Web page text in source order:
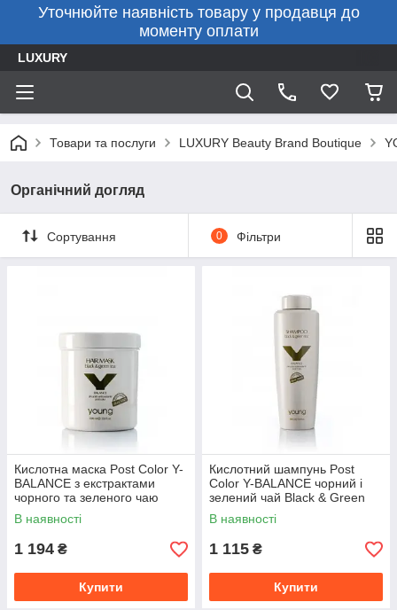
Уточнюйте наявність товару у продавця до
моменту оплати
LUXURY
Товари та послуги LUXURY Beauty Brand Boutique
Органічний догляд
Сортування 0 Фільтри
Кислотна маска Post Color Y-
BALANCE з екстрактами
чорного та зеленого чаю
Young 1000ml
В наявності
1 194 ₴
Купити
Кислотний шампунь Post
Color Y-BALANCE чорний і
зелений чай Black & Green
Tea Young 1000ml
В наявності
1 115 ₴
Купити